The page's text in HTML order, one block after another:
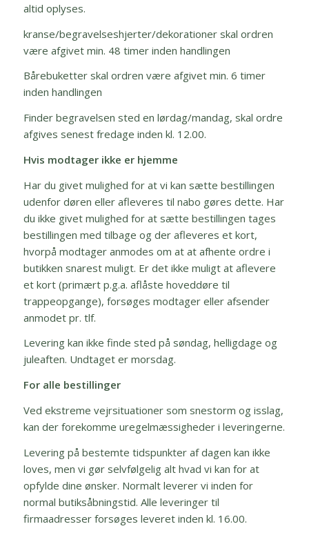
altid oplyses.
kranse/begravelseshjerter/dekorationer skal ordren
være afgivet min. 48 timer inden handlingen
Bårebuketter skal ordren være afgivet min. 6 timer
inden handlingen
Finder begravelsen sted en lørdag/mandag, skal ordre
afgives senest fredage inden kl. 12.00.
Hvis modtager ikke er hjemme
Har du givet mulighed for at vi kan sætte bestillingen
udenfor døren eller afleveres til nabo gøres dette. Har
du ikke givet mulighed for at sætte bestillingen tages
bestillingen med tilbage og der afleveres et kort,
hvorpå modtager anmodes om at at afhente ordre i
butikken snarest muligt. Er det ikke muligt at aflevere
et kort (primært p.g.a. aflåste hoveddøre til
trappeopgange), forsøges modtager eller afsender
anmodet pr. tlf.
Levering kan ikke finde sted på søndag, helligdage og
juleaften. Undtaget er morsdag.
For alle bestillinger
Ved ekstreme vejrsituationer som snestorm og isslag,
kan der forekomme uregelmæssigheder i leveringerne.
Levering på bestemte tidspunkter af dagen kan ikke
loves, men vi gør selvfølgelig alt hvad vi kan for at
opfylde dine ønsker. Normalt leverer vi inden for
normal butiksåbningstid. Alle leveringer til
firmaadresser forsøges leveret inden kl. 16.00.